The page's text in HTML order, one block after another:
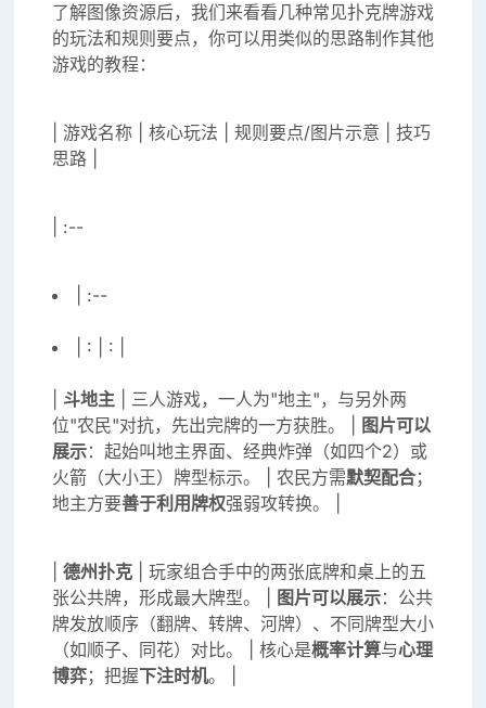
了解图像资源后，我们来看看几种常见扑克牌游戏
的玩法和规则要点，你可以用类似的思路制作其他
游戏的教程：
| 游戏名称 | 核心玩法 | 规则要点/图片示意 | 技巧
思路 |
| :--
| :--
| : | : |
斗地主 | 三人游戏，一人为"地主"，与另外两
位"农民"对抗，先出完牌的一方获胜。 |
图片可以
展示：起始叫地主界面、经典炸弹（如四个2）或
火箭（大小王）牌型标示。 | 农民方需默契配合；
地主方要善于利用牌权强弱攻转换。 |
德州扑克 | 玩家组合手中的两张底牌和桌上的五
张公共牌，形成最大牌型。 |
图片可以展示：公共
牌发放顺序（翻牌、转牌、河牌）、不同牌型大小
（如顺子、同花）对比。 | 核心是概率计算与心理
博弈；把握下注时机。 |